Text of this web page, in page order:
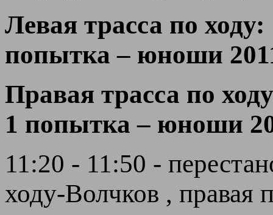
Левая трасса по
попытка – юноши
Правая трасса по
1 попытка – юноши
11:20 - 11:50 -
ходу-Волчков ,